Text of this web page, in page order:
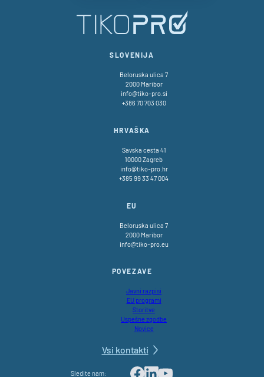
SLOVENIJA
Beloruska ulica 7
2000 Maribor
info@tiko-pro.si
+386 70 703 030
HRVAŠKA
Savska cesta 41
10000 Zagreb
info@tiko-pro.hr
+385 99 33 47 004
EU
Beloruska ulica 7
2000 Maribor
info@tiko-pro.eu
POVEZAVE
Javni razpisi
EU programi
Storitve
Uspešne zgodbe
Novice
Vsi kontakti
Sledite nam: